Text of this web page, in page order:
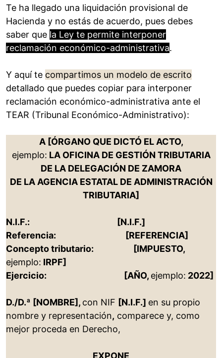
Te ha llegado una liquidación provisional de
Hacienda y no estás de acuerdo, pues debes
saber que la Ley te permite interponer
reclamación económico-administrativa.
Y aquí te compartimos un modelo de escrito
detallado que puedes copiar para interponer
reclamación económico-administrativa ante el
TEAR (Tribunal Económico-Administrativo):
A [ÓRGANO QUE DICTÓ EL ACTO,
ejemplo: LA OFICINA DE GESTIÓN TRIBUTARIA
DE LA DELEGACIÓN DE ZAMORA
DE LA AGENCIA ESTATAL DE ADMINISTRACIÓN
TRIBUTARIA]
N.I.F.: [N.I.F.]
Referencia: [REFERENCIA]
Concepto tributario: [IMPUESTO,
ejemplo: IRPF]
Ejercicio: [AÑO, ejemplo: 2022]
D./D.ª [NOMBRE], con NIF [N.I.F.] en su propio
nombre y representación, comparece y, como
mejor proceda en Derecho,
EXPONE